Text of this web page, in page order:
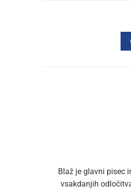
Blaž je glavni pisec
vsakdanjih